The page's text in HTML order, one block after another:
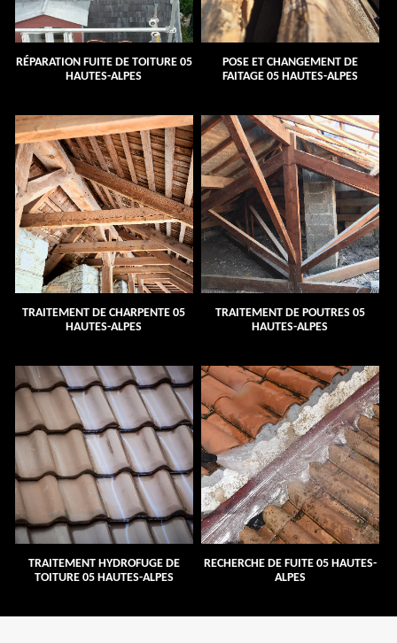
RÉPARATION FUITE DE TOITURE 05
HAUTES-ALPES
POSE ET CHANGEMENT DE
FAITAGE 05 HAUTES-ALPES
TRAITEMENT DE CHARPENTE 05
HAUTES-ALPES
TRAITEMENT DE POUTRES 05
HAUTES-ALPES
TRAITEMENT HYDROFUGE DE
TOITURE 05 HAUTES-ALPES
RECHERCHE DE FUITE 05 HAUTES-
ALPES